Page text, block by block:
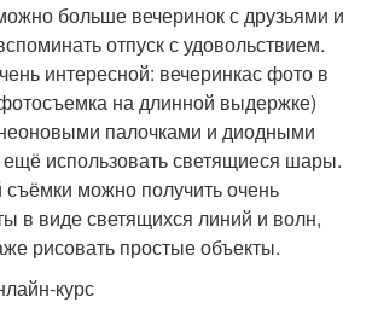
больше вечеринок с друзьями и
отпуск с удовольствием.
интересной: вечеринкас фото в
на длинной выдержке)
палочками и диодными
ещё использовать светящиеся шары.
можно получить очень
в виде светящихся линий и волн,
рисовать простые объекты.
курс